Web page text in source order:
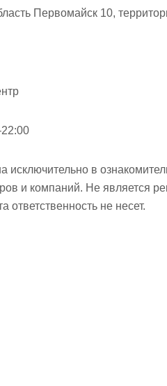
Первомайск 10,
в
и компаний. Не является
не несет.